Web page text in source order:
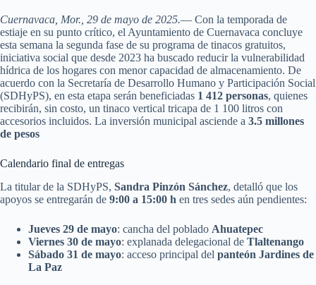
Cuernavaca, Mor., 29 de mayo de 2025.— Con la temporada de
estiaje en su punto crítico, el Ayuntamiento de Cuernavaca concluye
esta semana la segunda fase de su programa de tinacos gratuitos,
iniciativa social que desde 2023 ha buscado reducir la vulnerabilidad
hídrica de los hogares con menor capacidad de almacenamiento. De
acuerdo con la Secretaría de Desarrollo Humano y Participación Social
(SDHyPS), en esta etapa serán beneficiadas 1 412 personas, quienes
recibirán, sin costo, un tinaco vertical tricapa de 1 100 litros con
accesorios incluidos. La inversión municipal asciende a 3.5 millones
de pesos
Calendario final de entregas
La titular de la SDHyPS, Sandra Pinzón Sánchez, detalló que los
apoyos se entregarán de 9:00 a 15:00 h en tres sedes aún pendientes:
Jueves 29 de mayo: cancha del poblado Ahuatepec
Viernes 30 de mayo: explanada delegacional de Tlaltenango
Sábado 31 de mayo: acceso principal del panteón Jardines de
La Paz